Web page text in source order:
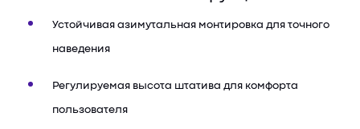
Устойчивая азимутальная монтировка для точного
наведения
Регулируемая высота штатива для комфорта
пользователя